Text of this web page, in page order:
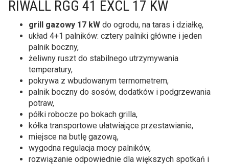
RIWALL RGG 41 EXCL 17 KW
grill gazowy 17 kW do ogrodu, na taras i działkę,
układ 4+1 palników: cztery palniki główne i jeden
palnik boczny,
żeliwny ruszt do stabilnego utrzymywania
temperatury,
pokrywa z wbudowanym termometrem,
palnik boczny do sosów, dodatków i podgrzewania
potraw,
półki robocze po bokach grilla,
kółka transportowe ułatwiające przestawianie,
miejsce na butlę gazową,
wygodna regulacja mocy palników,
rozwiązanie odpowiednie dla większych spotkań i